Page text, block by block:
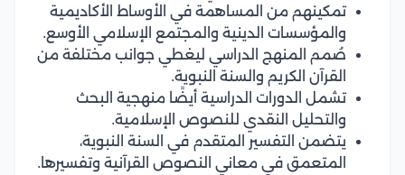
تمكينهم من المساهمة في الأوساط الأكاديمية
والمؤسسات الدينية والمجتمع الإسلامي الأوسع.
صُمم المنهج الدراسي ليغطي جوانب مختلفة من
القرآن الكريم والسنة النبوية.
تشمل الدورات الدراسية أيضًا منهجية البحث
والتحليل النقدي للنصوص الإسلامية.
يتضمن التفسير المتقدم في السنة النبوية،
المتعمق في معاني النصوص القرآنية وتفسيرها.